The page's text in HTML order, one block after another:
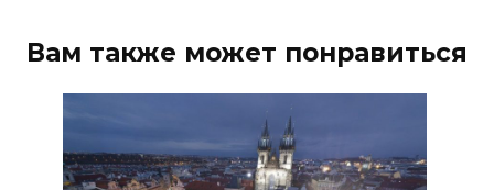
Вам также может понравиться